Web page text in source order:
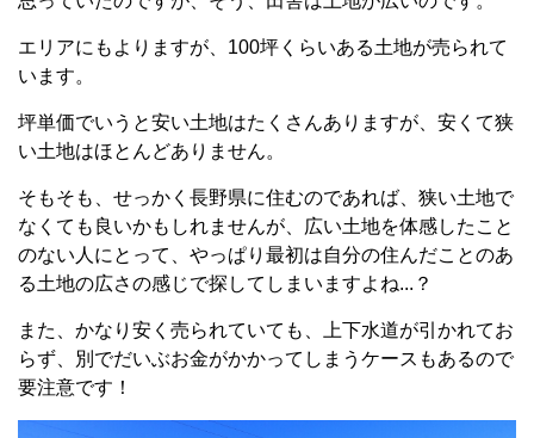
エリアにもよりますが、100坪くらいある土地が売られて
います。
坪単価でいうと安い土地はたくさんありますが、安くて狭
い土地はほとんどありません。
そもそも、せっかく長野県に住むのであれば、狭い土地で
なくても良いかもしれませんが、広い土地を体感したこと
のない人にとって、やっぱり最初は自分の住んだことのあ
る土地の広さの感じで探してしまいますよね...？
また、かなり安く売られていても、上下水道が引かれてお
らず、別でだいぶお金がかかってしまうケースもあるので
要注意です！